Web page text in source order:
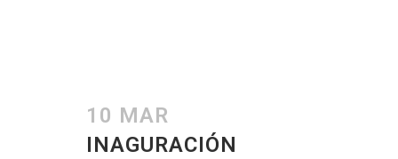
10 MAR
INAGURACIÓN